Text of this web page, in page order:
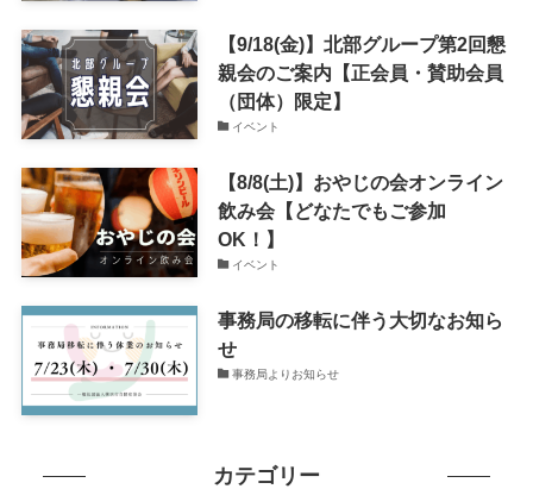
【9/18(金)】北部グループ第2回懇
親会のご案内【正会員・賛助会員
（団体）限定】
イベント
【8/8(土)】おやじの会オンライン
飲み会【どなたでもご参加
OK！】
イベント
事務局の移転に伴う大切なお知ら
せ
事務局よりお知らせ
カテゴリー